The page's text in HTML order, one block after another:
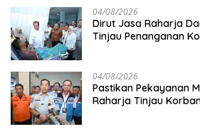
04/08/2026
Dirut Jasa Raharja
Tinjau Penanganan
04/08/2026
Pastikan Pekayanan
Raharja Tinjau